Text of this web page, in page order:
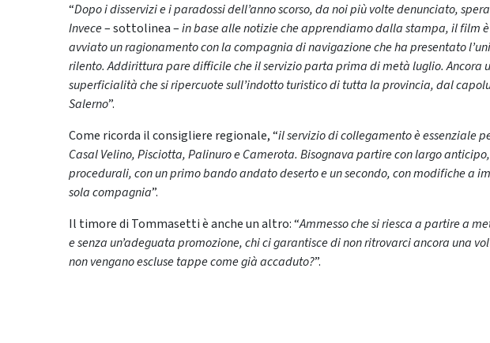
“Dopo i disservizi e i paradossi dell’anno scorso, da noi più volte denunciato,
Invece– sottolinea –in base alle notizie che apprendiamo dalla stampa, il film
avviato un ragionamento con la compagnia di navigazione che ha presentato
rilento. Addirittura pare difficile che il servizio parta prima di metà luglio. Ancora
superficialità che si ripercuote sull’indotto turistico di tutta la provincia, dal
Salerno”.
Come ricorda il consigliere regionale, “il servizio di collegamento è essenziale
Casal Velino, Pisciotta, Palinuro e Camerota. Bisognava partire con largo
procedurali, con un primo bando andato deserto e un secondo, con modifiche a
sola compagnia”.
Il timore di Tommasetti è anche un altro: “Ammesso che si riesca a partire a
e senza un’adeguata promozione, chi ci garantisce di non ritrovarci ancora una
non vengano escluse tappe come già accaduto?”.